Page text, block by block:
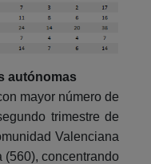
autónomas
mayor número de
trimestre de
Valenciana
(560), concentrando